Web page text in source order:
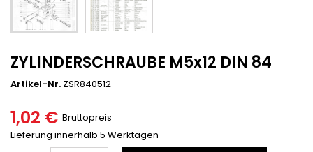
ZYLINDERSCHRAUBE M5x12 DIN 84
Artikel-Nr. ZSR840512
1,02 € Bruttopreis
Lieferung innerhalb 5 Werktagen